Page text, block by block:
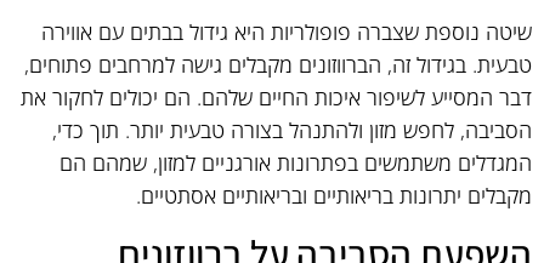
שיטה נוספת שצברה פופולריות היא גידול בבתים עם אווירה
טבעית. בגידול זה, הברווזונים מקבלים גישה למרחבים פתוחים,
דבר המסייע לשיפור איכות החיים שלהם. הם יכולים לחקור את
הסביבה, לחפש מזון ולהתנהל בצורה טבעית יותר. תוך כדי,
המגדלים משתמשים בפתרונות אורגניים למזון, שמהם הם
מקבלים יתרונות בריאותיים ובריאותיים אסתטיים.
השפעת הסביבה על ברווזונים